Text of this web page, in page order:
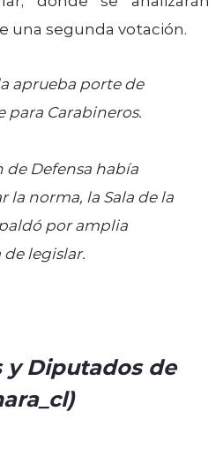
una segunda votación.
aprueba porte de
para Carabineros.
de Defensa había
la norma, la Sala de la
por amplia
de legislar.
Diputados de